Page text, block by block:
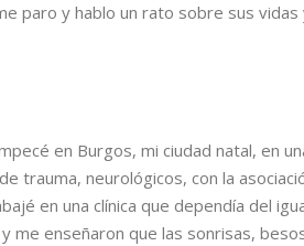
paro y hablo un rato sobre sus
en Burgos, mi ciudad natal, en
trauma, neurológicos, con la
en una clínica que dependía del
enseñaron que las sonrisas,